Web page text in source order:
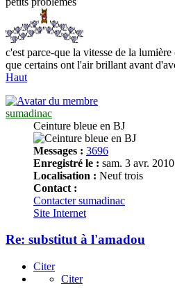
c'est parce-que la vitesse de la
que certains ont l'air brillant avant
Haut
sumadinac
Ceinture bleue en BJ
Messages : 3696
Enregistré le : sam. 3 avr.
Localisation : Neuf trois
Contact :
Contacter sumadinac
Site Internet
Re: substitut à l'amadou
Citer
Citer